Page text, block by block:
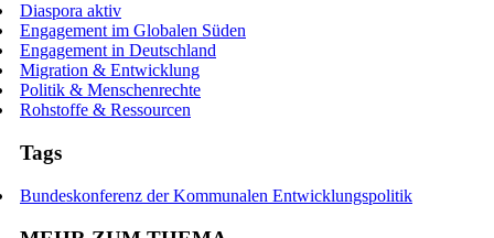
Diaspora aktiv
Engagement im Globalen Süden
Engagement in Deutschland
Migration & Entwicklung
Politik & Menschenrechte
Rohstoffe & Ressourcen
Tags
Bundeskonferenz der Kommunalen Entwicklungspolitik